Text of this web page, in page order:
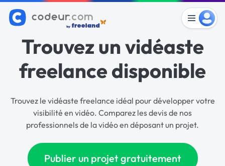
Trouvez un vidéaste
freelance disponible
Trouvez le vidéaste freelance idéal pour développer votre
visibilité en vidéo. Comparez les devis de nos
professionnels de la vidéo en déposant un projet.
Publier un projet gratuitement